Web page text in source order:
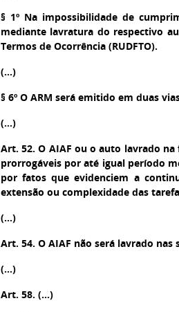
§ 1º Na impossibilidade de
mediante lavratura do respectivo
Termos de Ocorrência (RUDFTO).
(...)
§ 6º O ARM será emitido em duas
(...)
Art. 52. O AIAF ou o auto lavrado
prorrogáveis por até igual período
por fatos que evidenciem a
extensão ou complexidade das
(...)
Art. 54. O AIAF não será lavrado nas
(...)
Art. 58. (...)